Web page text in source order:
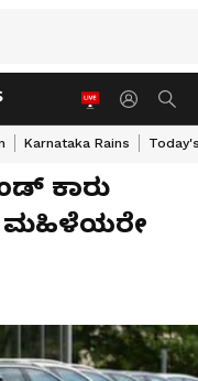
Karnataka Rains
ಕಾರು
ಮಹಿಳೆಯರೇ